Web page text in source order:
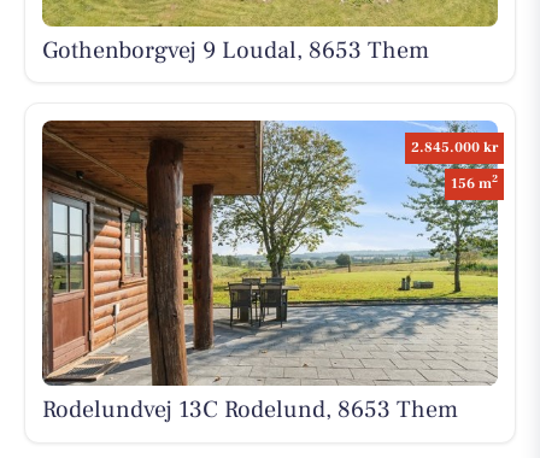
Gothenborgvej 9 Loudal, 8653 Them
2.845.000 kr
156 m2
Rodelundvej 13C Rodelund, 8653 Them